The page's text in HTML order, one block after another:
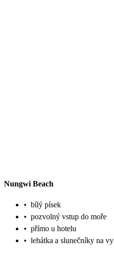
Nungwi Beach
• bílý písek
• pozvolný vstup do moře
• přímo u hotelu
• lehátka a slunečníky na